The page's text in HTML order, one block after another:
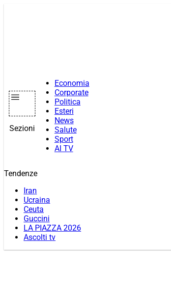
Sezioni
Economia
Corporate
Politica
Esteri
News
Salute
Sport
AI TV
Tendenze
Iran
Ucraina
Ceuta
Guccini
LA PIAZZA 2026
Ascolti tv